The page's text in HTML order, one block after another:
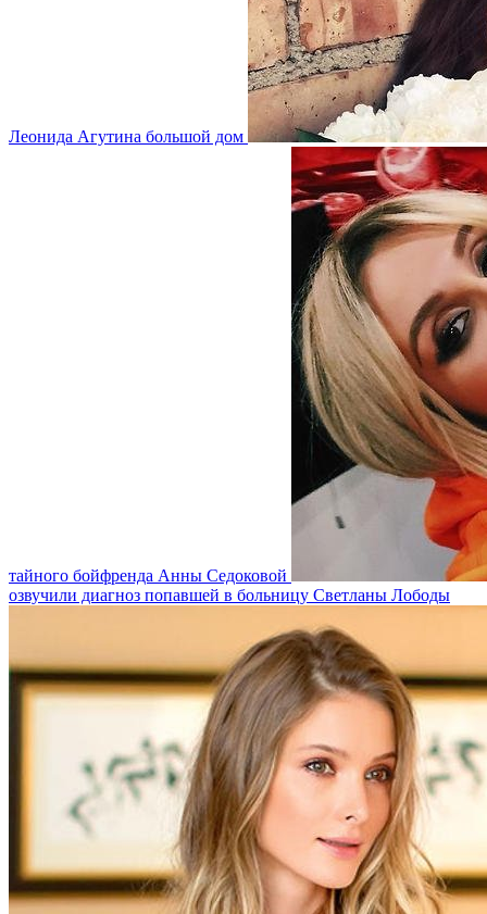
Леонида Агутина большой дом
тайного бойфренда Анны Седоковой
озвучили диагноз попавшей в больницу Светланы Лободы